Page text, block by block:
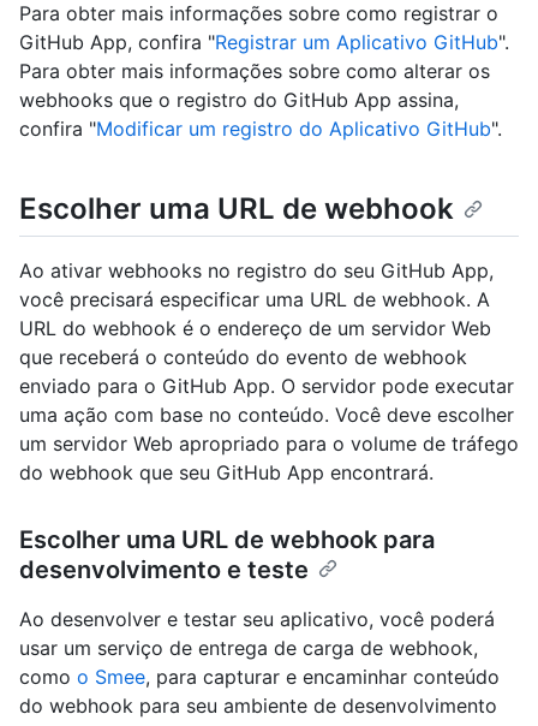
Para obter mais informações sobre como registrar o
GitHub App, confira "Registrar um Aplicativo GitHub".
Para obter mais informações sobre como alterar os
webhooks que o registro do GitHub App assina,
confira "Modificar um registro do Aplicativo GitHub".
Escolher uma URL de webhook
Ao ativar webhooks no registro do seu GitHub App,
você precisará especificar uma URL de webhook. A
URL do webhook é o endereço de um servidor Web
que receberá o conteúdo do evento de webhook
enviado para o GitHub App. O servidor pode executar
uma ação com base no conteúdo. Você deve escolher
um servidor Web apropriado para o volume de tráfego
do webhook que seu GitHub App encontrará.
Escolher uma URL de webhook para
desenvolvimento e teste
Ao desenvolver e testar seu aplicativo, você poderá
usar um serviço de entrega de carga de webhook,
como o Smee, para capturar e encaminhar conteúdo
do webhook para seu ambiente de desenvolvimento